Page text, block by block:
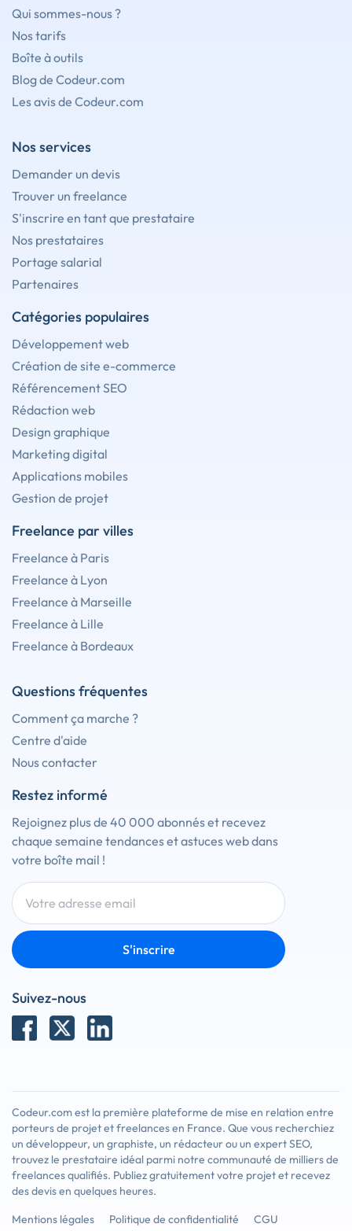
Qui sommes-nous ?
Nos tarifs
Boîte à outils
Blog de Codeur.com
Les avis de Codeur.com
Nos services
Demander un devis
Trouver un freelance
S'inscrire en tant que prestataire
Nos prestataires
Portage salarial
Partenaires
Catégories populaires
Développement web
Création de site e-commerce
Référencement SEO
Rédaction web
Design graphique
Marketing digital
Applications mobiles
Gestion de projet
Freelance par villes
Freelance à Paris
Freelance à Lyon
Freelance à Marseille
Freelance à Lille
Freelance à Bordeaux
Questions fréquentes
Comment ça marche ?
Centre d'aide
Nous contacter
Restez informé
Rejoignez plus de 40 000 abonnés et recevez
chaque semaine tendances et astuces web dans
votre boîte mail !
S'inscrire
Suivez-nous
Codeur.com est la première plateforme de mise en relation entre
porteurs de projet et freelances en France. Que vous recherchiez
un développeur, un graphiste, un rédacteur ou un expert SEO,
trouvez le prestataire idéal parmi notre communauté de milliers de
freelances qualifiés. Publiez gratuitement votre projet et recevez
des devis en quelques heures.
Mentions légales
Politique de confidentialité CGU